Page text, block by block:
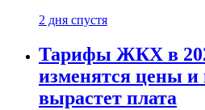
2 дня спустя
Тарифы ЖКХ в
изменятся цены и
вырастет плата